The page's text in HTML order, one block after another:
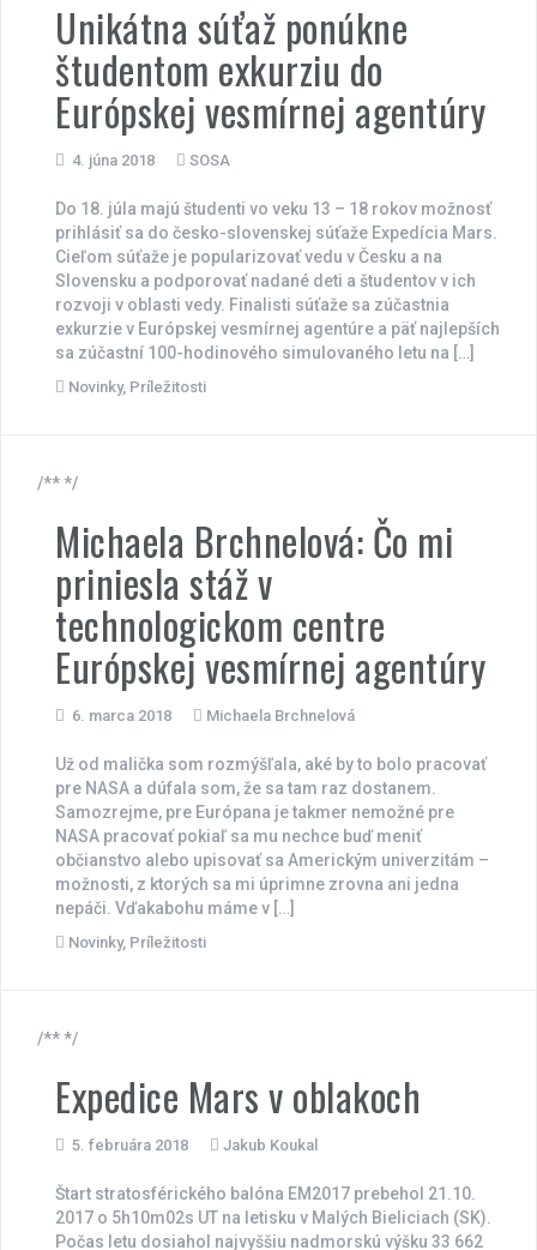
Unikátna súťaž ponúkne
študentom exkurziu do
Európskej vesmírnej agentúry
4. júna 2018 SOSA
Do 18. júla majú študenti vo veku 13 – 18 rokov možnosť
prihlásiť sa do česko-slovenskej súťaže Expedícia Mars.
Cieľom súťaže je popularizovať vedu v Česku a na
Slovensku a podporovať nadané deti a študentov v ich
rozvoji v oblasti vedy. Finalisti súťaže sa zúčastnia
exkurzie v Európskej vesmírnej agentúre a päť najlepších
sa zúčastní 100-hodinového simulovaného letu na […]
Novinky, Príležitosti
/** */
Michaela Brchnelová: Čo mi
priniesla stáž v
technologickom centre
Európskej vesmírnej agentúry
6. marca 2018 Michaela Brchnelová
Už od malička som rozmýšľala, aké by to bolo pracovať
pre NASA a dúfala som, že sa tam raz dostanem.
Samozrejme, pre Európana je takmer nemožné pre
NASA pracovať pokiaľ sa mu nechce buď meniť
občianstvo alebo upisovať sa Americkým univerzitám –
možnosti, z ktorých sa mi úprimne zrovna ani jedna
nepáči. Vďakabohu máme v […]
Novinky, Príležitosti
/** */
Expedice Mars v oblakoch
5. februára 2018 Jakub Koukal
Štart stratosférického balóna EM2017 prebehol 21.10.
2017 o 5h10m02s UT na letisku v Malých Bieliciach (SK).
Počas letu dosiahol najvyššiu nadmorskú výšku 33 662